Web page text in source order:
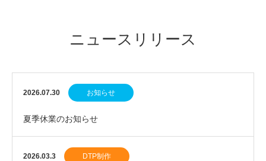
ニュースリリース
2026.07.30 お知らせ
夏季休業のお知らせ
2026.03.3 DTP制作